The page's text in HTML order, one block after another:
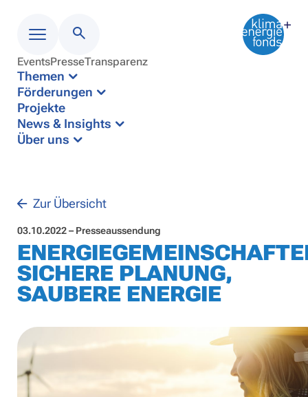
Menü
EventsPresseTransparenz
Themen
Förderungen
Projekte
News & Insights
Über uns
Zur Übersicht
03.10.2022 – Presseaussendung
SICHERE PLANUNG,
SAUBERE ENERGIE